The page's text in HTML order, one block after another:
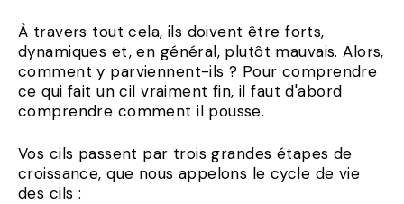
À travers tout cela, ils doivent être forts,
dynamiques et, en général, plutôt mauvais. Alors,
comment y parviennent-ils ? Pour comprendre
ce qui fait un cil vraiment fin, il faut d'abord
comprendre comment il pousse.
Vos cils passent par trois grandes étapes de
croissance, que nous appelons le cycle de vie
des cils :